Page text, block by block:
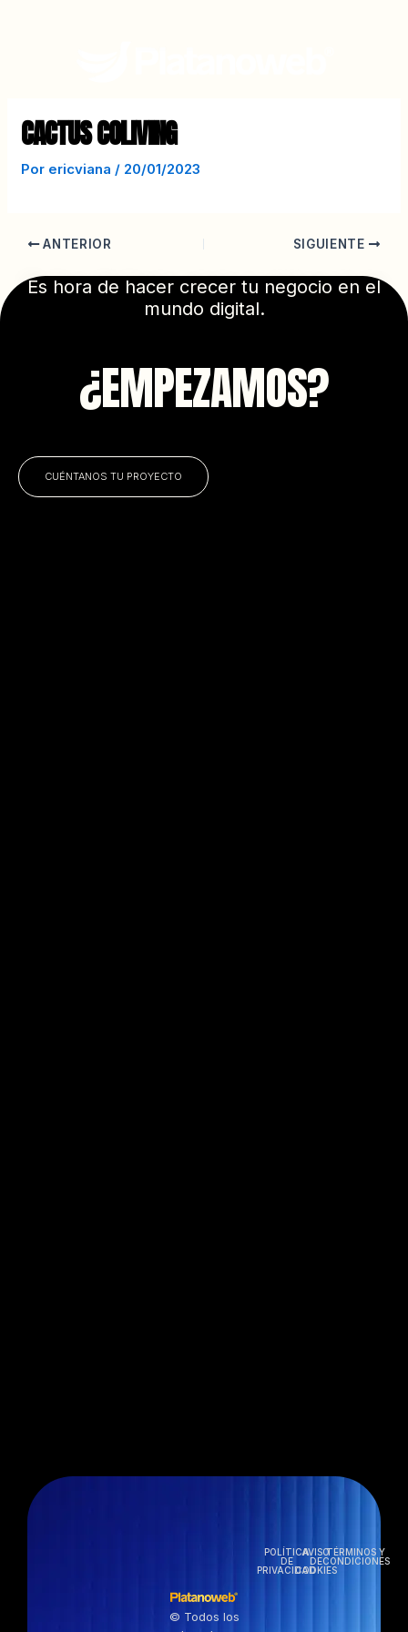
CACTUS COLIVING
Por ericviana / 20/01/2023
ANTERIOR SIGUIENTE
Es hora de hacer crecer tu negocio en el
mundo digital.
¿EMPEZAMOS?
CUÉNTANOS TU PROYECTO
© Todos los
POLÍTICA
DE
PRIVACIDAD
AVISO
DE
COOKIES
TÉRMINOS Y
CONDICIONES